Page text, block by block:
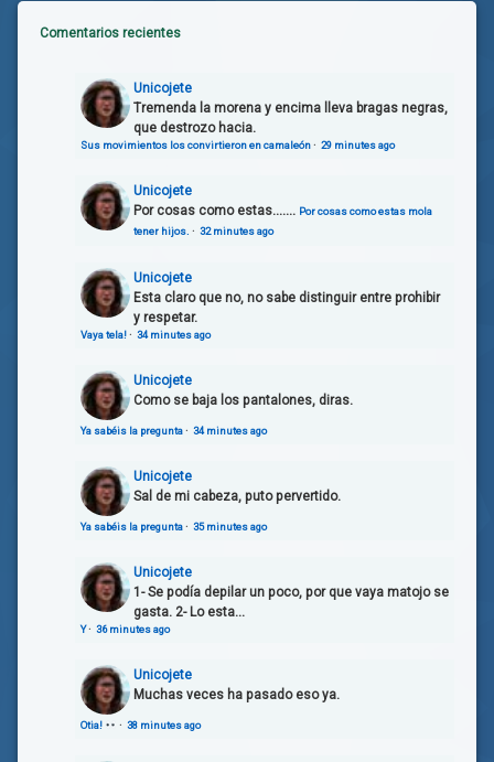
Comentarios recientes
Unicojete
Tremenda la morena y encima lleva bragas negras,
que destrozo hacia.
Sus movimientos los convirtieron en camaleón· 29 minutes ago
Unicojete
Por cosas como estas....... Por cosas como estas mola
tener hijos. · 32 minutes ago
Unicojete
Esta claro que no, no sabe distinguir entre prohibir
y respetar.
Vaya tela!· 34 minutes ago
Unicojete
Como se baja los pantalones, diras.
Ya sabéis la pregunta· 34 minutes ago
Unicojete
Sal de mi cabeza, puto pervertido.
Ya sabéis la pregunta· 35 minutes ago
Unicojete
1- Se podía depilar un poco, por que vaya matojo se
gasta. 2- Lo esta...
Y· 36 minutes ago
Unicojete
Muchas veces ha pasado eso ya.
Otia! · 38 minutes ago